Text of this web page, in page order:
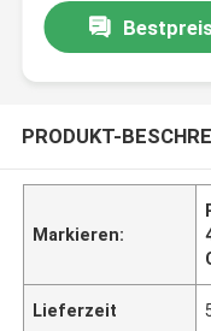
PRODUKT-
Markieren:
Lieferzeit